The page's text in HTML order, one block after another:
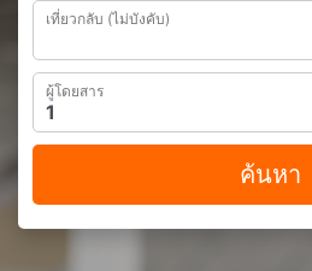
เที่ยวกลับ (ไม่บังคับ)
ผู้โดยสาร
ค้นหา